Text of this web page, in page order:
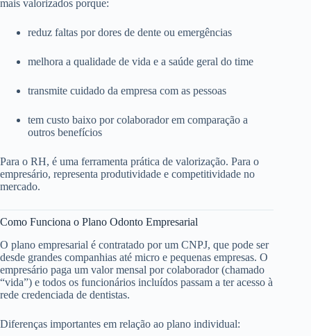
mais valorizados porque:
reduz faltas por dores de dente ou emergências
melhora a qualidade de vida e a saúde geral do time
transmite cuidado da empresa com as pessoas
tem custo baixo por colaborador em comparação a
outros benefícios
Para o RH, é uma ferramenta prática de valorização. Para o
empresário, representa produtividade e competitividade no
mercado.
Como Funciona o Plano Odonto Empresarial
O plano empresarial é contratado por um CNPJ, que pode ser
desde grandes companhias até micro e pequenas empresas. O
empresário paga um valor mensal por colaborador (chamado
“vida”) e todos os funcionários incluídos passam a ter acesso à
rede credenciada de dentistas.
Diferenças importantes em relação ao plano individual: